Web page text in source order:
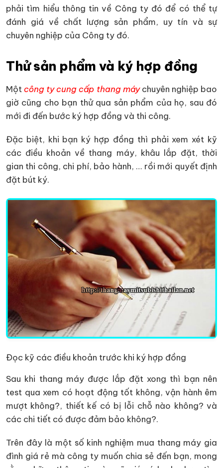
phải tìm hiểu thông tin về Công ty đó để có thể tự
đánh giá về chất lượng sản phẩm, uy tín và sự
chuyên nghiệp của Công ty đó.
Thử sản phẩm và ký hợp đồng
Mộtcông ty cung cấp thang máychuyên nghiệp bao
giờ cũng cho bạn thử qua sản phẩm của họ, sau đó
mới đi đến bước ký hợp đồng và thi công.
Đặc biệt, khi bạn ký hợp đồng thì phải xem xét kỹ
các điều khoản về thang máy, khâu lắp đặt, thời
gian thi công, chi phí, bảo hành, … rồi mới quyết định
đặt bút ký.
Đọc kỹ các điều khoản trước khi ký hợp đồng
Sau khi thang máy được lắp đặt xong thì bạn nên
test qua xem có hoạt động tốt không, vận hành êm
mượt không?, thiết kế có bị lỗi chỗ nào không? và
các chi tiết có được đảm bảo không?.
Trên đây là một số kinh nghiệm mua thang máy gia
đình giá rẻ mà công ty muốn chia sẻ đến bạn, mong